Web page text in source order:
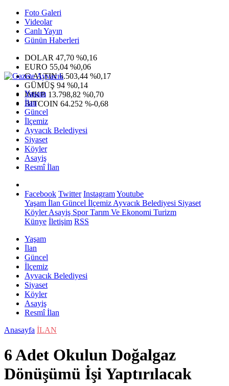
Foto Galeri
Videolar
Canlı Yayın
Günün Haberleri
DOLAR 47,70 %0,16
EURO 55,04 %0,06
G.ALTIN6.503,44 %0,17
GÜMÜŞ 94 %0,14
IMKB 13.798,82 %0,70
BITCOIN 64.252 %-0,68
Yaşam
İlan
Güncel
İlçemiz
Ayvacık Belediyesi
Siyaset
Köyler
Asayiş
Resmî İlan
Facebook Twitter InstagramYoutube
Yaşam İlan Güncel İlçemiz Ayvacık Belediyesi Siyaset
KöylerAsayiş SporTarım Ve Ekonomi Turizm
Künye İletişim RSS
Yaşam
İlan
Güncel
İlçemiz
Ayvacık Belediyesi
Siyaset
Köyler
Asayiş
Resmî İlan
Anasayfa İLAN
6 Adet Okulun Doğalgaz
Dönüşümü İşi Yaptırılacak